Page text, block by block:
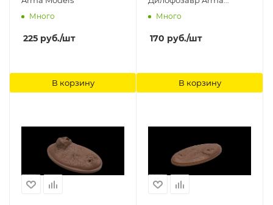
Много
225 руб./шт
В корзину
Models
Много
170 руб./шт
В корзину